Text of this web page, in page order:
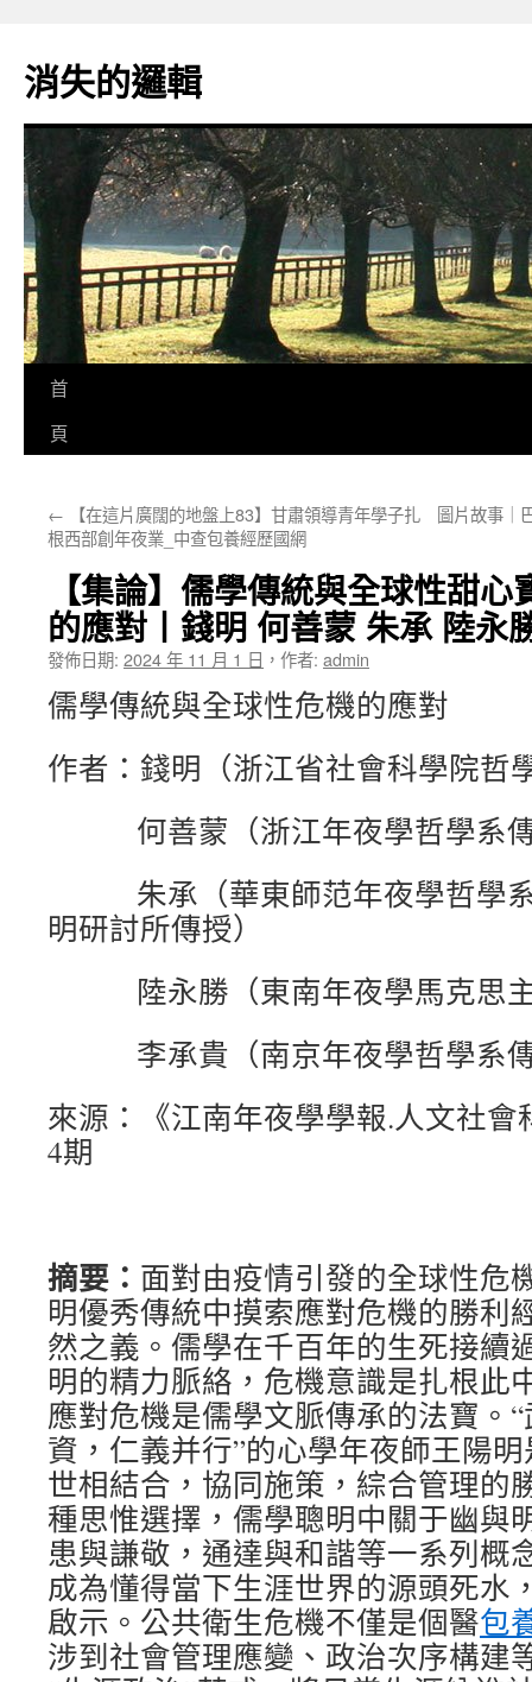
主
要
消失的邏輯
首
頁
← 【在這片廣闊的地盤上83】甘肅領導青年學子扎
根西部創年夜業_中查包養經歷國網
圖片故事｜
【集論】儒學傳統與全球性甜
的應對丨錢明 何善蒙 朱承 陸永
發佈日期: 2024 年 11 月 1 日 ， 作者: admin
儒學傳統與全球性危機的應對
作者：錢明（浙江省社會科學院哲
何善蒙（浙江年夜學哲學系
朱承（華東師范年夜學哲學系
明研討所傳授）
陸永勝（東南年夜學馬克思主
李承貴（南京年夜學哲學系
來源：《江南年夜學學報.人文社會
4期
摘要： 面對由疫情引發的全球性危
明優秀傳統中摸索應對危機的勝利
然之義。儒學在千百年的生死接續
明的精力脈絡，危機意識是扎根此
應對危機是儒學文脈傳承的法寶。
資，仁義并行”的心學年夜師王陽
世相結合，協同施策，綜合管理的
種思惟選擇，儒學聰明中關于幽與
患與謙敬，通達與和諧等一系列概
成為懂得當下生涯世界的源頭死水
啟示。公共衛生危機不僅是個醫包
涉到社會管理應變、政治次序構建